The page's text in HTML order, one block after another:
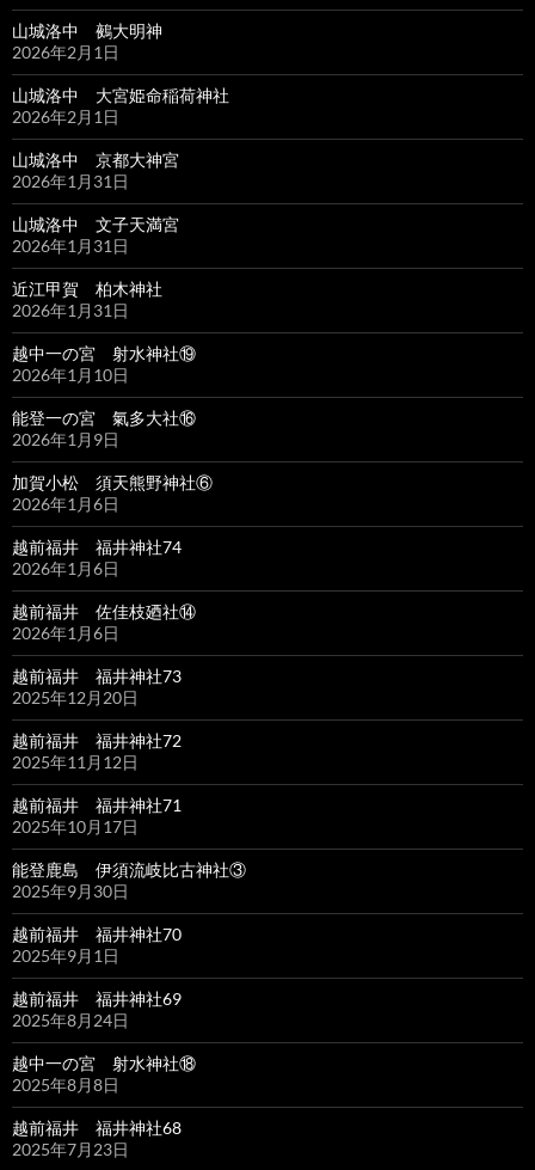
山城洛中 鵺大明神
2026年2月1日
山城洛中 大宮姫命稲荷神社
2026年2月1日
山城洛中 京都大神宮
2026年1月31日
山城洛中 文子天満宮
2026年1月31日
近江甲賀 柏木神社
2026年1月31日
越中一の宮 射水神社⑲
2026年1月10日
能登一の宮 氣多大社⑯
2026年1月9日
加賀小松 須天熊野神社⑥
2026年1月6日
越前福井 福井神社74
2026年1月6日
越前福井 佐佳枝廼社⑭
2026年1月6日
越前福井 福井神社73
2025年12月20日
越前福井 福井神社72
2025年11月12日
越前福井 福井神社71
2025年10月17日
能登鹿島 伊須流岐比古神社③
2025年9月30日
越前福井 福井神社70
2025年9月1日
越前福井 福井神社69
2025年8月24日
越中一の宮 射水神社⑱
2025年8月8日
越前福井 福井神社68
2025年7月23日